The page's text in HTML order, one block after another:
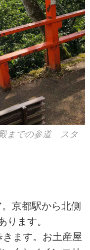
までの参道 スタ
京都駅から北側
ります。
ます。お土産屋